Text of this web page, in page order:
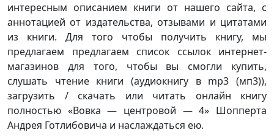
интересным описанием книги от нашего сайта, с
аннотацией от издательства, отзывами и цитатами
из книги. Для того чтобы получить книгу, мы
предлагаем предлагаем список ссылок интернет-
магазинов для того, чтобы вы смогли купить,
слушать чтение книги (аудиокнигу в mp3 (мп3)),
загрузить / скачать или читать онлайн книгу
полностью «Вовка — центровой — 4» Шопперта
Андрея Готлибовича и наслаждаться ею.